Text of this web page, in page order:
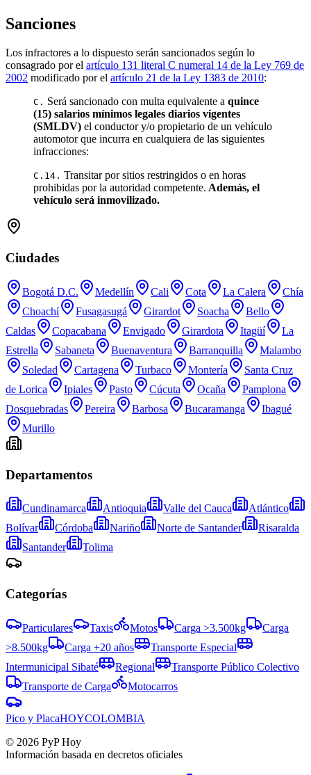
Sanciones
Los infractores a lo dispuesto serán sancionados según lo
consagrado por el artículo 131 literal C numeral 14 de la Ley 769 de
2002 modificado por el artículo 21 de la Ley 1383 de 2010:
C. Será sancionado con multa equivalente a quince
(15) salarios mínimos legales diarios vigentes
(SMLDV) el conductor y/o propietario de un vehículo
automotor que incurra en cualquiera de las siguientes
infracciones:
C.14. Transitar por sitios restringidos o en horas
prohibidas por la autoridad competente. Además, el
vehículo será inmovilizado.
Ciudades
Bogotá D.C. Medellín Cali Cota La Calera
Chía
Choachí
Fusagasugá Girardot Soacha
Bello
Caldas
Copacabana Envigado Girardota Itagüí
La
Estrella
Sabaneta Buenaventura Barranquilla
Malambo
Soledad
Cartagena Turbaco Montería
Santa Cruz
de Lorica
Ipiales Pasto Cúcuta Ocaña
Pamplona
Dosquebradas
Pereira Barbosa Bucaramanga
Ibagué
Murillo
Departamentos
Cundinamarca Antioquia Valle del Cauca
Atlántico
Bolívar
Córdoba Nariño Norte de Santander
Risaralda
Santander
Tolima
Categorías
Particulares Taxis Motos Carga >3.500kg
Carga
>8.500kg
Carga +20 años
Transporte Especial
Intermunicipal Sibaté
Regional
Transporte Público Colectivo
Transporte de Carga
Motocarros
Pico y PlacaHOYCOLOMBIA
© 2026 PyP Hoy
Información basada en decretos oficiales